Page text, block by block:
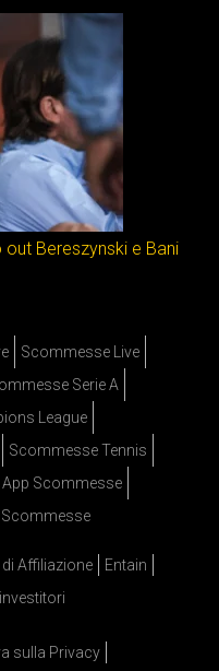
Bereszynski e Bani
Scommesse Live
Serie A
League
Scommesse Tennis
App Scommesse
Scommesse
Affiliazione
Entain
sulla Privacy